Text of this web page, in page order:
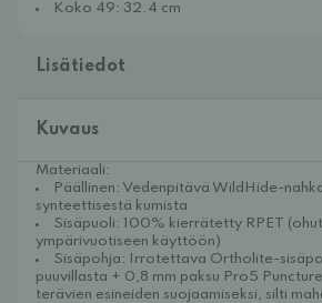
Koko 49: 32.4 cm
Lisätiedot
Kuvaus
Materiaali:
Päällinen: Vedenpitävä WildHide-
synteettisestä kumista
Sisäpuoli: 100% kierrätetty RPET
ympärivuotiseen käyttöön)
Sisäpohja: Irrotettava Ortholite-
puuvillasta + 0,8 mm paksu Pro5
terävien esineiden suojaamiseksi, silti